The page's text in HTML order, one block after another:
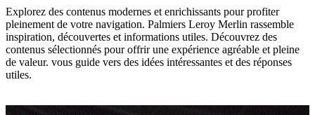
Explorez des contenus modernes et enrichissants pour profiter
pleinement de votre navigation. Palmiers Leroy Merlin rassemble
inspiration, découvertes et informations utiles. Découvrez des
contenus sélectionnés pour offrir une expérience agréable et pleine
de valeur. vous guide vers des idées intéressantes et des réponses
utiles.